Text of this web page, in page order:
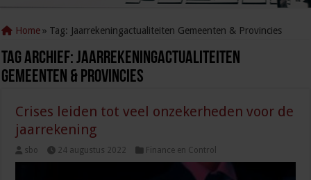
Home » Tag: Jaarrekeningactualiteiten Gemeenten & Provincies
Tag Archief:Jaarrekeningactualiteiten
Gemeenten & Provincies
Crises leiden tot veel onzekerheden voor de
jaarrekening
sbo 24 augustus 2022 Finance en Control